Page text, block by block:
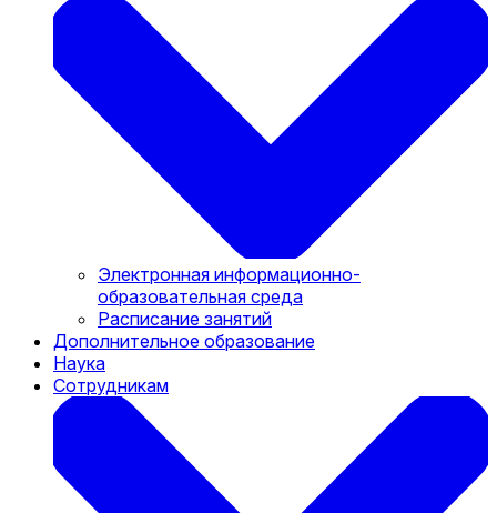
Электронная информационно-
образовательная среда
Расписание занятий
Дополнительное образование
Наука
Сотрудникам